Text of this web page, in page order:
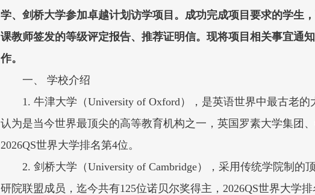
学、剑桥大学参加卓越计划访学项目。成功完成项目要求的学生
课教师签发的等级评定报告、推荐证明信。现将项目相关事宜通
作。
一、 学校介绍
1. 牛津大学（University of Oxford），是英语世界中最古老
认为是当今世界最顶尖的高等教育机构之一，英国罗素大学集团
2026QS世界大学排名第4位。
2. 剑桥大学（University of Cambridge），采用传统学院制
研院联盟成员，迄今共有125位诺贝尔奖得主，2026QS世界大学排